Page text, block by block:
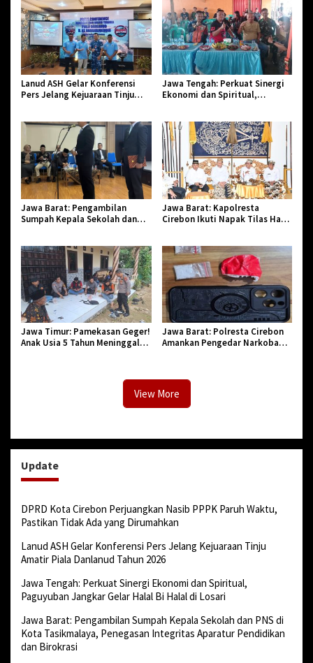
Lanud ASH Gelar Konferensi
Pers Jelang Kejuaraan Tinju
Jawa Tengah: Perkuat Sinergi
Ekonomi dan Spiritual,
Jawa Barat: Pengambilan
Sumpah Kepala Sekolah dan
Pendidikan dan Birokrasi
Jawa Barat: Kapolresta
Cirebon Ikuti Napak Tilas Hari
Jawa Timur: Pamekasan Geger!
Anak Usia 5 Tahun Meninggal
Jawa Barat: Polresta Cirebon
Amankan Pengedar Narkoba
View More
Update
DPRD Kota Cirebon Perjuangkan Nasib PPPK Paruh Waktu,
Pastikan Tidak Ada yang Dirumahkan
Lanud ASH Gelar Konferensi Pers Jelang Kejuaraan Tinju
Amatir Piala Danlanud Tahun 2026
Jawa Tengah: Perkuat Sinergi Ekonomi dan Spiritual,
Paguyuban Jangkar Gelar Halal Bi Halal di Losari
Jawa Barat: Pengambilan Sumpah Kepala Sekolah dan PNS di
Kota Tasikmalaya, Penegasan Integritas Aparatur Pendidikan
dan Birokrasi